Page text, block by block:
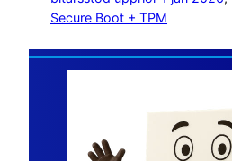
Secure Boot + TPM